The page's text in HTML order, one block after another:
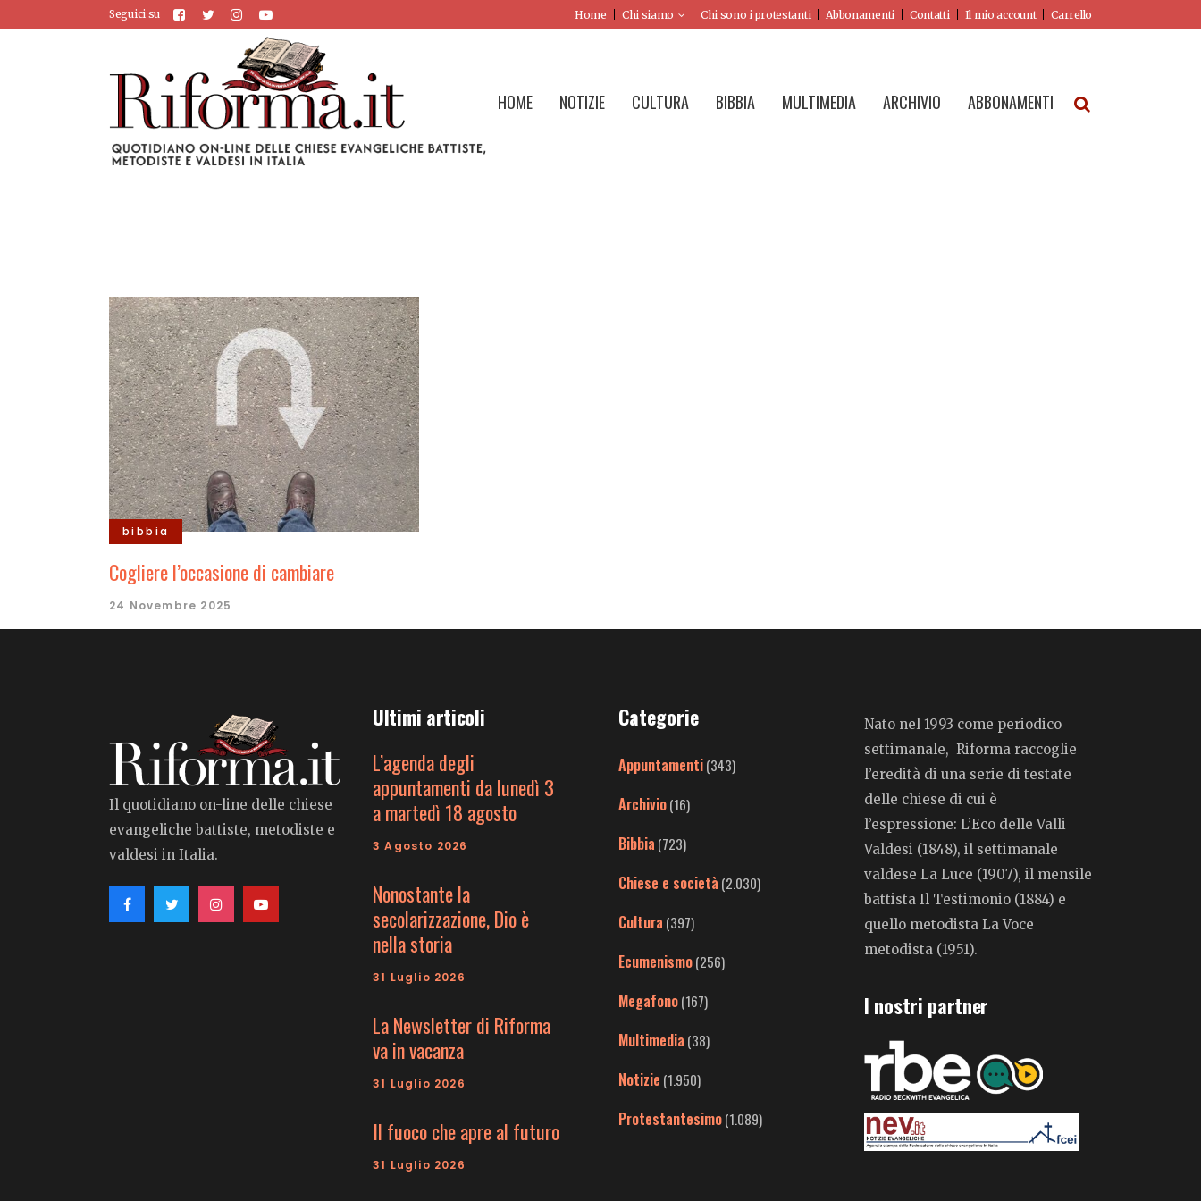
Seguici su Home Chi siamo Chi sono i protestanti Abbonamenti Contatti Il mio account Carrello
HOME NOTIZIE CULTURA BIBBIA MULTIMEDIA ARCHIVIO ABBONAMENTI
bibbia
Cogliere l’occasione di cambiare
24 Novembre 2025
Il quotidiano on-line delle chiese
evangeliche battiste, metodiste e
valdesi in Italia.
Ultimi articoli
L’agenda degli
appuntamenti da lunedì 3
a martedì 18 agosto
3 Agosto 2026
Nonostante la
secolarizzazione, Dio è
nella storia
31 Luglio 2026
La Newsletter di Riforma
va in vacanza
31 Luglio 2026
Il fuoco che apre al futuro
31 Luglio 2026
Categorie
Appuntamenti(343)
Archivio(16)
Bibbia (723)
Chiese e società (2.030)
Cultura (397)
Ecumenismo(256)
Megafono(167)
Multimedia (38)
Notizie (1.950)
Protestantesimo(1.089)
Nato nel 1993 come periodico
settimanale, Riforma raccoglie
l’eredità di una serie di testate
delle chiese di cui è
l’espressione: L’Eco delle Valli
Valdesi (1848), il settimanale
valdese La Luce (1907), il mensile
battista Il Testimonio (1884) e
quello metodista La Voce
metodista (1951).
I nostri partner